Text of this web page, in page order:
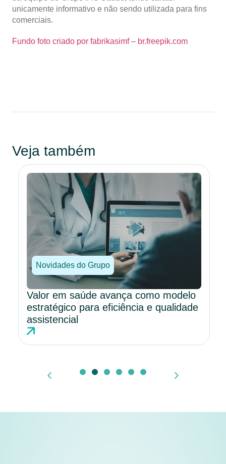
unicamente informativo e não sendo utilizada para fins
comerciais.
Fundo foto criado por fabrikasimf – br.freepik.com
Veja também
Novidades do Grupo
Valor em saúde avança como modelo
estratégico para eficiência e qualidade
assistencial